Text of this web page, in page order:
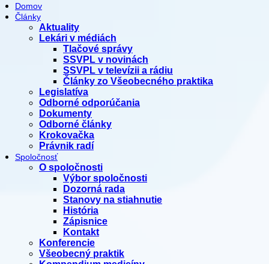
Domov
Články
Aktuality
Lekári v médiách
Tlačové správy
SSVPL v novinách
SSVPL v televízii a rádiu
Články zo Všeobecného praktika
Legislatíva
Odborné odporúčania
Dokumenty
Odborné články
Krokovačka
Právnik radí
Spoločnosť
O spoločnosti
Výbor spoločnosti
Dozorná rada
Stanovy na stiahnutie
História
Zápisnice
Kontakt
Konferencie
Všeobecný praktik